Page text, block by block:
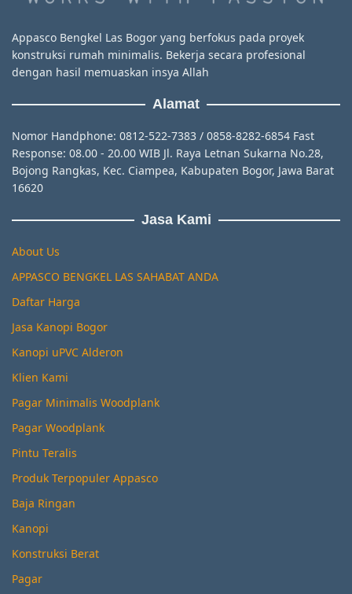
Appasco Bengkel Las Bogor yang berfokus pada proyek
konstruksi rumah minimalis. Bekerja secara profesional
dengan hasil memuaskan insya Allah
Alamat
Nomor Handphone: 0812-522-7383 / 0858-8282-6854 Fast
Response: 08.00 - 20.00 WIB Jl. Raya Letnan Sukarna No.28,
Bojong Rangkas, Kec. Ciampea, Kabupaten Bogor, Jawa Barat
16620
Jasa Kami
About Us
APPASCO BENGKEL LAS SAHABAT ANDA
Daftar Harga
Jasa Kanopi Bogor
Kanopi uPVC Alderon
Klien Kami
Pagar Minimalis Woodplank
Pagar Woodplank
Pintu Teralis
Produk Terpopuler Appasco
Baja Ringan
Kanopi
Konstruksi Berat
Pagar